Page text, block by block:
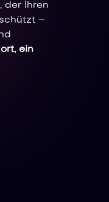
der Ihren
–
ein